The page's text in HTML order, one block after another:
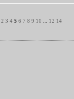
2 3 4 5 6 7 8 9 10 12 14